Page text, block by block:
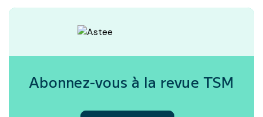
Abonnez-vous à la revue TSM